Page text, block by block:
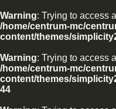
Warning: Trying to access
/home/centrum-mc/
content/themes/
Warning: Trying to access
/home/centrum-mc/
content/themes/
44